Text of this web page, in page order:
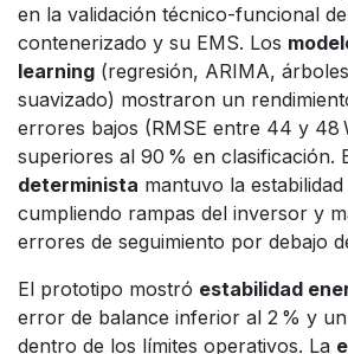
en la validación técnico-funcional
contenerizado y su EMS. Los
learning (regresión, ARIMA,
suavizado) mostraron un
errores bajos (RMSE entre 44 y 48
superiores al 90 % en clasificación.
determinista mantuvo la estabilidad
cumpliendo rampas del inversor y
errores de seguimiento por debajo
El prototipo mostró estabilidad
error de balance inferior al 2 % y un
dentro de los límites operativos. La